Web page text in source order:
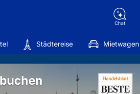
Chat
Städtereise Mietwagen